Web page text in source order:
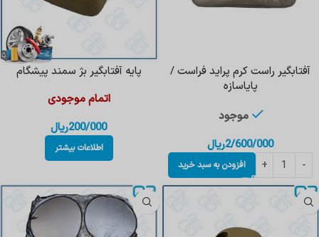
آفتابگیر راست کرم پراید فراست /
پایاسازه
موجود
2/600/000ریال
افزودن به سبد خرید
پایه آفتابگیر بژ سمند پیشگام
اتمام موجودی
200/000ریال
اطلاعات بیشتر